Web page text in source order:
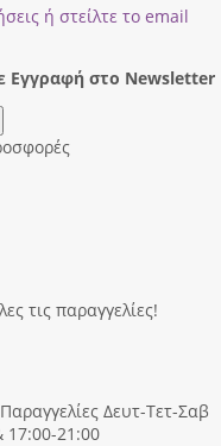
ή στείλτε το email
Eγγραφή στο Newsletter
τις παραγγελίες!
Δευτ-Τετ-Σαβ
17:00-21:00